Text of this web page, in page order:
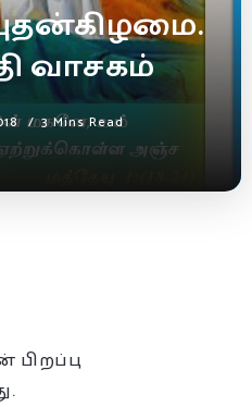
புதன்கிழமை.
வாசகம்
3 Mins Read
பிறப்பு